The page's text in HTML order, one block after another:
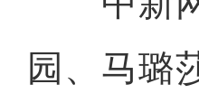
园、马璐